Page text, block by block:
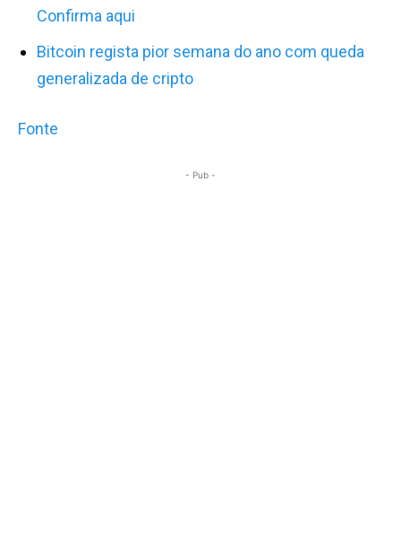
Confirma aqui
Bitcoin regista pior semana do ano com queda
generalizada de cripto
Fonte
- Pub -